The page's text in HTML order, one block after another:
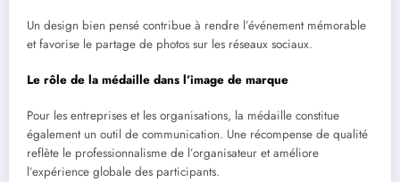
Un design bien pensé contribue à rendre l’événement mémorable
et favorise le partage de photos sur les réseaux sociaux.
Le rôle de la médaille dans l’image de marque
Pour les entreprises et les organisations, la médaille constitue
également un outil de communication. Une récompense de qualité
reflète le professionnalisme de l’organisateur et améliore
l’expérience globale des participants.